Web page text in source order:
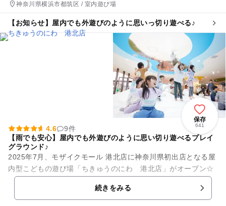
神奈川県横浜市都筑区 / 室内遊び場
【お知らせ】屋内でも外遊びのように思いっ切り遊べる♪
保存
641
4.6
9件
【雨でも安心】屋内でも外遊びのように思い切り遊べるプレイ
グラウンド♪
2025年7月、モザイクモール 港北店に神奈川県初出店となる屋
内型こどもの遊び場「ちきゅうのにわ 港北店」がオープン☆
「ちきゅうのにわ」は、0歳から12歳までの子どもとそのフ
続きをみる